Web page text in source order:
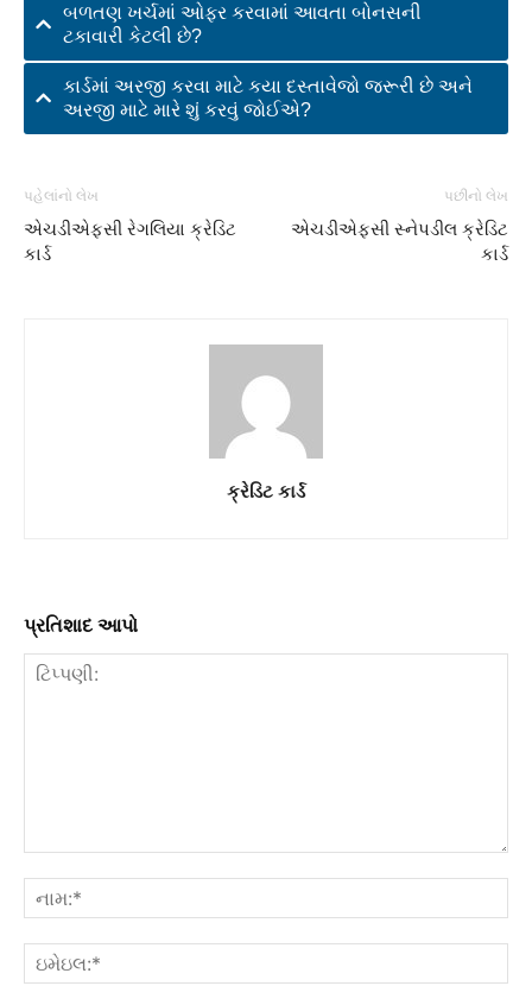
બળતણ ખર્ચમાં ઓફર કરવામાં આવતા બોનસની
ટકાવારી કેટલી છે?
કાર્ડમાં અરજી કરવા માટે કયા દસ્તાવેજો જરૂરી છે અને
અરજી માટે મારે શું કરવું જોઈએ?
પહેલાંનો લેખ
એચડીએફસી રેગલિયા ક્રેડિટ
કાર્ડ
પછીનો લેખ
એચડીએફસી સ્નેપડીલ ક્રેડિટ
કાર્ડ
ક્રેડિટ કાર્ડ
પ્રતિશાદ આપો